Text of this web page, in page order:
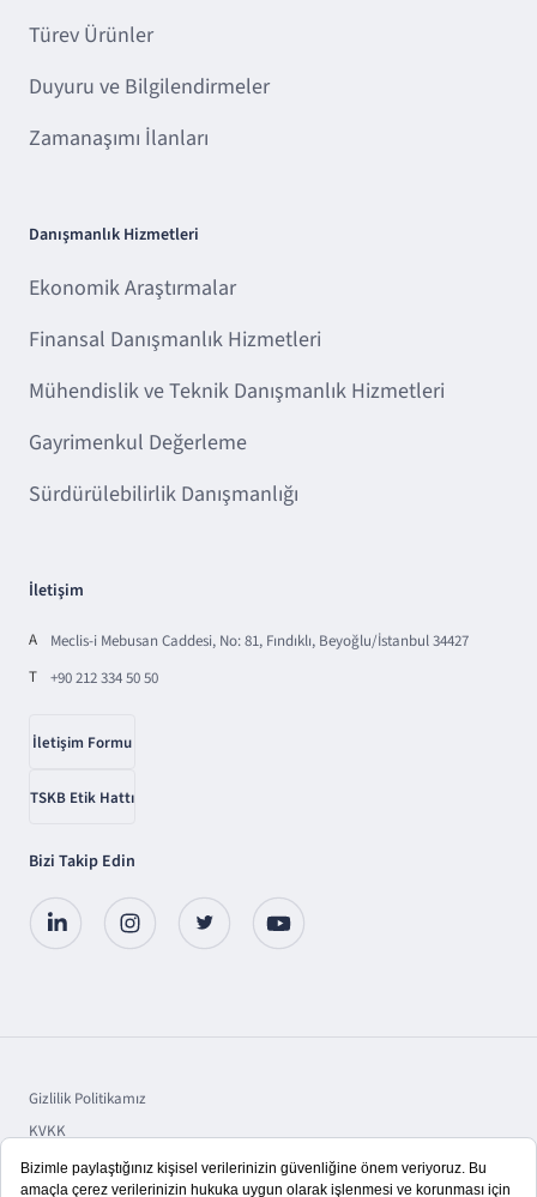
Türev Ürünler
Duyuru ve Bilgilendirmeler
Zamanaşımı İlanları
Danışmanlık Hizmetleri
Ekonomik Araştırmalar
Finansal Danışmanlık Hizmetleri
Mühendislik ve Teknik Danışmanlık Hizmetleri
Gayrimenkul Değerleme
Sürdürülebilirlik Danışmanlığı
İletişim
A
Meclis-i Mebusan Caddesi, No: 81, Fındıklı, Beyoğlu/İstanbul 34427
T
+90 212 334 50 50
İletişim Formu
TSKB Etik Hattı
Bizi Takip Edin
Gizlilik Politikamız
KVKK
Sorumluluk